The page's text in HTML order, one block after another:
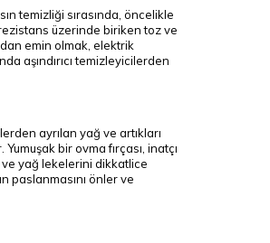
temizliği sırasında, öncelikle
üzerinde biriken toz ve
emin olmak, elektrik
aşındırıcı temizleyicilerden
ayrılan yağ ve artıkları
bir ovma fırçası, inatçı
ve yağ lekelerini dikkatlice
paslanmasını önler ve